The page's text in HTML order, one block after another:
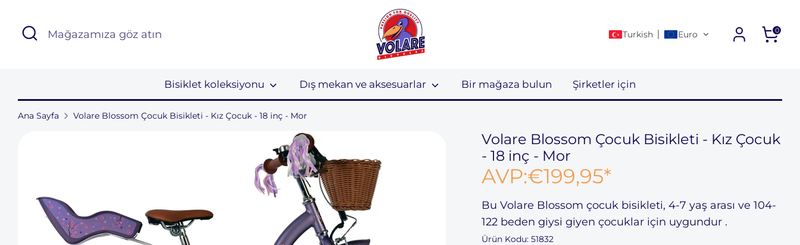
Aramak
Mağazamıza
göz
Turkish Euro 0
Bisiklet koleksiyonu Dış mekan ve aksesuarlar Bir mağaza bulun Şirketler için
Ana Sayfa Volare Blossom Çocuk Bisikleti - Kız Çocuk - 18 inç - Mor
Volare Blossom Çocuk Bisikleti - Kız Çocuk
- 18 inç - Mor
AVP:€199,95*
BuVolare Blossom çocuk bisikleti,4-7 yaş arasıve 104-
122 beden giysi giyençocuklar için uygundur .
Ürün Kodu:51832